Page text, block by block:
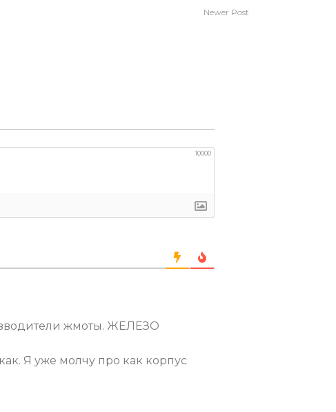
Newer Post
10000
жмоты. ЖЕЛЕЗО
Я уже молчу про как корпус